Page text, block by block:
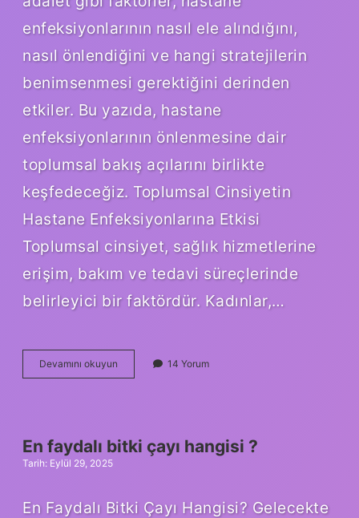
enfeksiyonlarının nasıl ele alındığını,
nasıl önlendiğini ve hangi stratejilerin
benimsenmesi gerektiğini derinden
etkiler. Bu yazıda, hastane
enfeksiyonlarının önlenmesine dair
toplumsal bakış açılarını birlikte
keşfedeceğiz. Toplumsal Cinsiyetin
Hastane Enfeksiyonlarına Etkisi
Toplumsal cinsiyet, sağlık hizmetlerine
erişim, bakım ve tedavi süreçlerinde
belirleyici bir faktördür. Kadınlar,…
Devamını okuyun Hastane
enfeksiyonları
14 Yorum
En faydalı bitki çayı hangisi ?
Tarih: Eylül 29, 2025
En Faydalı Bitki Çayı Hangisi? Gelecekte